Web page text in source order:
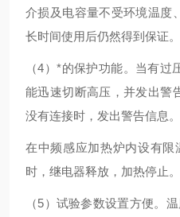
介损及电容量不受环境温度
长时间使用后仍然得到保证。
（4）*的保护功能。当有
能迅速切断高压，并发出警
没有连接时，发出警告信息。
在中频感应加热炉内设有限
时，继电器释放，加热停止。
（5）试验参数设置方便。